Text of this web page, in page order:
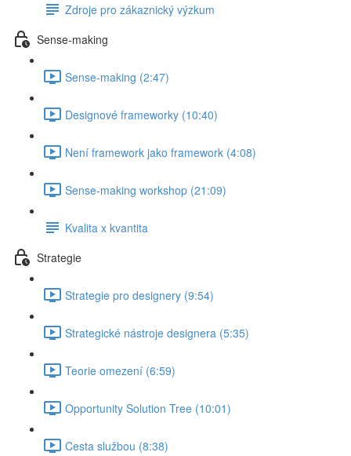
Zdroje pro zákaznický výzkum
Sense-making
Sense-making (2:47)
Designové frameworky (10:40)
Není framework jako framework (4:08)
Sense-making workshop (21:09)
Kvalita x kvantita
Strategie
Strategie pro designery (9:54)
Strategické nástroje designera (5:35)
Teorie omezení (6:59)
Opportunity Solution Tree (10:01)
Cesta službou (8:38)